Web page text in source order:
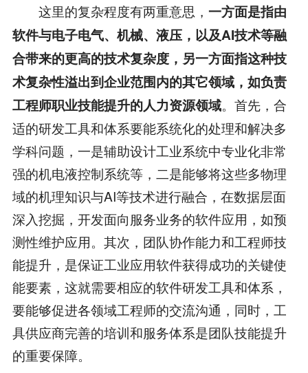
这里的复杂程度有两重意思， 一方面是指由
软件与电子电气、机械、液压，以及AI技术等融
合带来的更高的技术复杂度，另一方面指这种技
术复杂性溢出到企业范围内的其它领域，如负责
工程师职业技能提升的人力资源领域。首先，合
适的研发工具和体系要能系统化的处理和解决多
学科问题，一是辅助设计工业系统中专业化非常
强的机电液控制系统等，二是能够将这些多物理
域的机理知识与AI等技术进行融合，在数据层面
深入挖掘，开发面向服务业务的软件应用，如预
测性维护应用。其次，团队协作能力和工程师技
能提升，是保证工业应用软件获得成功的关键使
能要素，这就需要相应的软件研发工具和体系，
要能够促进各领域工程师的交流沟通，同时，工
具供应商完善的培训和服务体系是团队技能提升
的重要保障。